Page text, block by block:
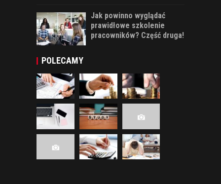
Jak powinno wyglądać
prawidłowe szkolenie
pracowników? Część druga!
POLECAMY